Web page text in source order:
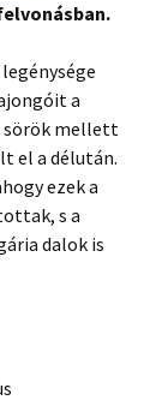
a
sörök mellett
el a délután.
ezek a
s a
dalok is